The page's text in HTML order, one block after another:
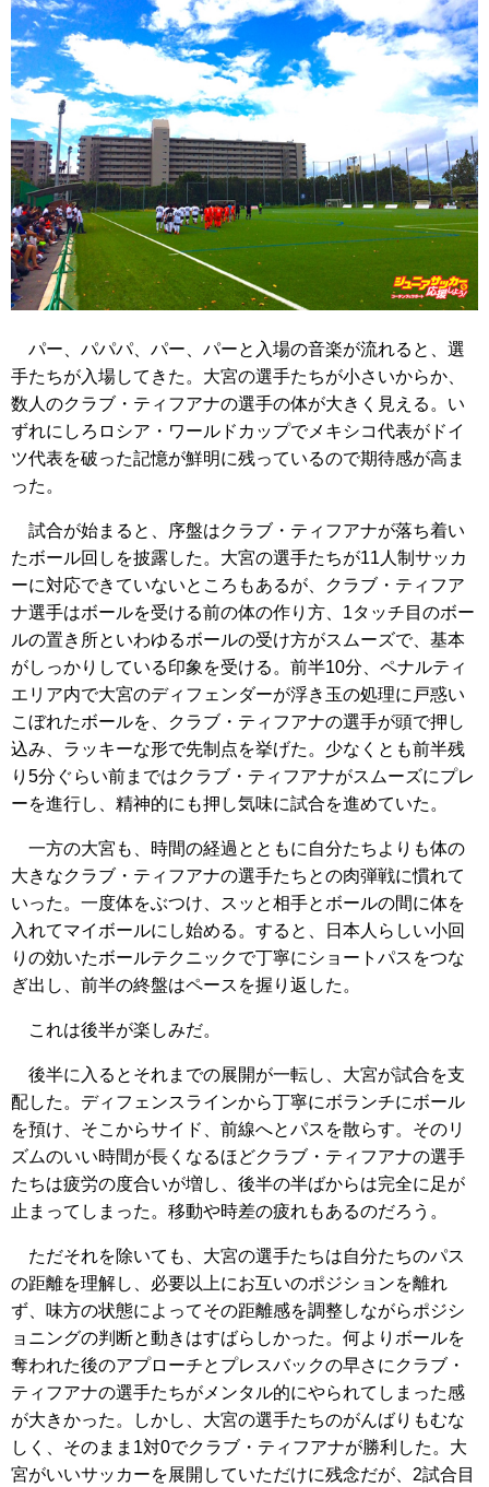
パー、パパパ、パー、パーと入場の音楽が流れると、選
手たちが入場してきた。大宮の選手たちが小さいからか、
数人のクラブ・ティフアナの選手の体が大きく見える。い
ずれにしろロシア・ワールドカップでメキシコ代表がドイ
ツ代表を破った記憶が鮮明に残っているので期待感が高ま
った。
試合が始まると、序盤はクラブ・ティフアナが落ち着い
たボール回しを披露した。大宮の選手たちが11人制サッカ
ーに対応できていないところもあるが、クラブ・ティフア
ナ選手はボールを受ける前の体の作り方、1タッチ目のボー
ルの置き所といわゆるボールの受け方がスムーズで、基本
がしっかりしている印象を受ける。前半10分、ペナルティ
エリア内で大宮のディフェンダーが浮き玉の処理に戸惑い
こぼれたボールを、クラブ・ティフアナの選手が頭で押し
込み、ラッキーな形で先制点を挙げた。少なくとも前半残
り5分ぐらい前まではクラブ・ティフアナがスムーズにプレ
ーを進行し、精神的にも押し気味に試合を進めていた。
一方の大宮も、時間の経過とともに自分たちよりも体の
大きなクラブ・ティフアナの選手たちとの肉弾戦に慣れて
いった。一度体をぶつけ、スッと相手とボールの間に体を
入れてマイボールにし始める。すると、日本人らしい小回
りの効いたボールテクニックで丁寧にショートパスをつな
ぎ出し、前半の終盤はペースを握り返した。
これは後半が楽しみだ。
後半に入るとそれまでの展開が一転し、大宮が試合を支
配した。ディフェンスラインから丁寧にボランチにボール
を預け、そこからサイド、前線へとパスを散らす。そのリ
ズムのいい時間が長くなるほどクラブ・ティフアナの選手
たちは疲労の度合いが増し、後半の半ばからは完全に足が
止まってしまった。移動や時差の疲れもあるのだろう。
ただそれを除いても、大宮の選手たちは自分たちのパス
の距離を理解し、必要以上にお互いのポジションを離れ
ず、味方の状態によってその距離感を調整しながらポジシ
ョニングの判断と動きはすばらしかった。何よりボールを
奪われた後のアプローチとプレスバックの早さにクラブ・
ティフアナの選手たちがメンタル的にやられてしまった感
が大きかった。しかし、大宮の選手たちのがんばりもむな
しく、そのまま1対0でクラブ・ティフアナが勝利した。大
宮がいいサッカーを展開していただけに残念だが、2試合目